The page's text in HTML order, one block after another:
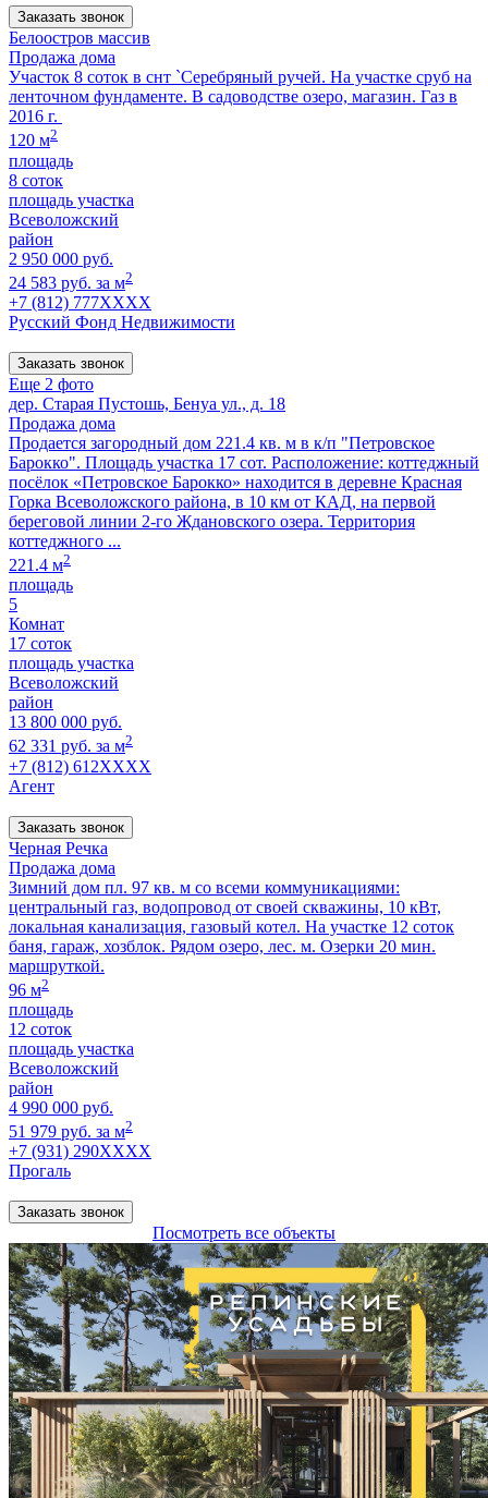
Заказать звонок
Белоостров массив
Продажа дома
Участок 8 соток в снт `Серебряный ручей. На участке сруб на
ленточном фундаменте. В садоводстве озеро, магазин. Газ в
2016 г.
120 м2
площадь
8 соток
площадь участка
Всеволожский
район
2 950 000 руб.
24 583 руб. за м2
+7 (812) 777XXXX
Русский Фонд Недвижимости
Заказать звонок
Еще 2 фото
дер. Старая Пустошь, Бенуа ул., д. 18
Продажа дома
Продается загородный дом 221.4 кв. м в к/п "Петровское
Барокко". Площадь участка 17 сот. Расположение: коттеджный
посёлок «Петровское Барокко» находится в деревне Красная
Горка Всеволожского района, в 10 км от КАД, на первой
береговой линии 2-го Ждановского озера. Территория
коттеджного ...
221.4 м2
площадь
5
Комнат
17 соток
площадь участка
Всеволожский
район
13 800 000 руб.
62 331 руб. за м2
+7 (812) 612XXXX
Агент
Заказать звонок
Черная Речка
Продажа дома
Зимний дом пл. 97 кв. м со всеми коммуникациями:
центральный газ, водопровод от своей скважины, 10 кВт,
локальная канализация, газовый котел. На участке 12 соток
баня, гараж, хозблок. Рядом озеро, лес. м. Озерки 20 мин.
маршруткой.
96 м2
площадь
12 соток
площадь участка
Всеволожский
район
4 990 000 руб.
51 979 руб. за м2
+7 (931) 290XXXX
Прогаль
Заказать звонок
Посмотреть все объекты